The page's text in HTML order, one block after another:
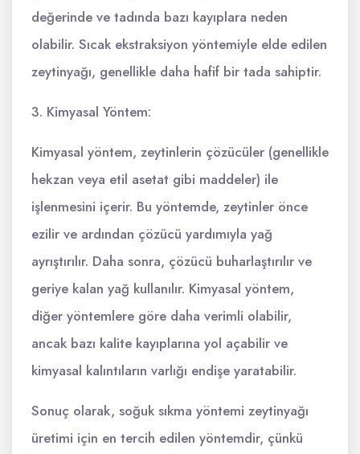
değerinde ve tadında bazı kayıplara neden
olabilir. Sıcak ekstraksiyon yöntemiyle elde edilen
zeytinyağı, genellikle daha hafif bir tada sahiptir.
3. Kimyasal Yöntem:
Kimyasal yöntem, zeytinlerin çözücüler (genellikle
hekzan veya etil asetat gibi maddeler) ile
işlenmesini içerir. Bu yöntemde, zeytinler önce
ezilir ve ardından çözücü yardımıyla yağ
ayrıştırılır. Daha sonra, çözücü buharlaştırılır ve
geriye kalan yağ kullanılır. Kimyasal yöntem,
diğer yöntemlere göre daha verimli olabilir,
ancak bazı kalite kayıplarına yol açabilir ve
kimyasal kalıntıların varlığı endişe yaratabilir.
Sonuç olarak, soğuk sıkma yöntemi zeytinyağı
üretimi için en tercih edilen yöntemdir, çünkü